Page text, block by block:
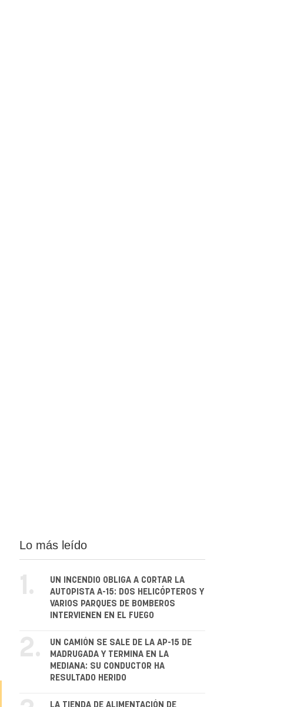
Lo más leído
1.
UN INCENDIO OBLIGA A CORTAR LA
AUTOPISTA A-15: DOS HELICÓPTEROS Y
VARIOS PARQUES DE BOMBEROS
INTERVIENEN EN EL FUEGO
2.
UN CAMIÓN SE SALE DE LA AP-15 DE
MADRUGADA Y TERMINA EN LA
MEDIANA: SU CONDUCTOR HA
RESULTADO HERIDO
LA TIENDA DE ALIMENTACIÓN DE